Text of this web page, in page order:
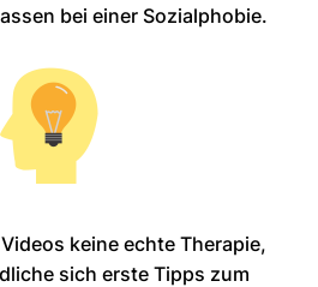
bei einer Sozialphobie.
keine echte Therapie,
sich erste Tipps zum